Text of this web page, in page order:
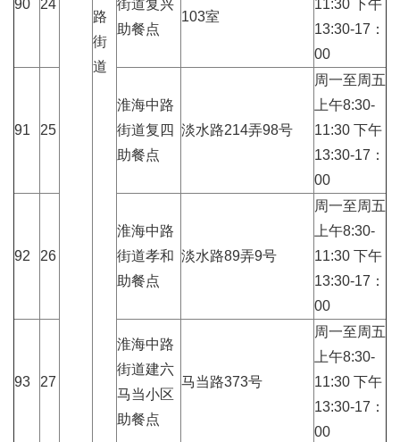
路
街
道
90 24
街道复兴
助餐点
103室
11:30 下午
13:30-17：
00
91 25
淮海中路
街道复四
助餐点
淡水路214弄98号
周一至周五
上午8:30-
11:30 下午
13:30-17：
00
92 26
淮海中路
街道孝和
助餐点
淡水路89弄9号
周一至周五
上午8:30-
11:30 下午
13:30-17：
00
93 27
淮海中路
街道建六
马当小区
助餐点
马当路373号
周一至周五
上午8:30-
11:30 下午
13:30-17：
00